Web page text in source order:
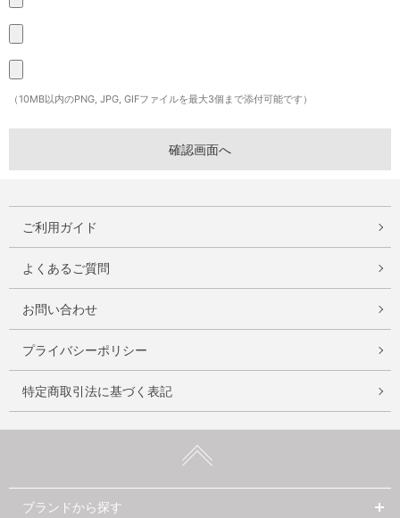
（10MB以内のPNG, JPG, GIFファイルを最大3個まで添付可能です）
ご利用ガイド
よくあるご質問
お問い合わせ
プライバシーポリシー
特定商取引法に基づく表記
ブランドから探す